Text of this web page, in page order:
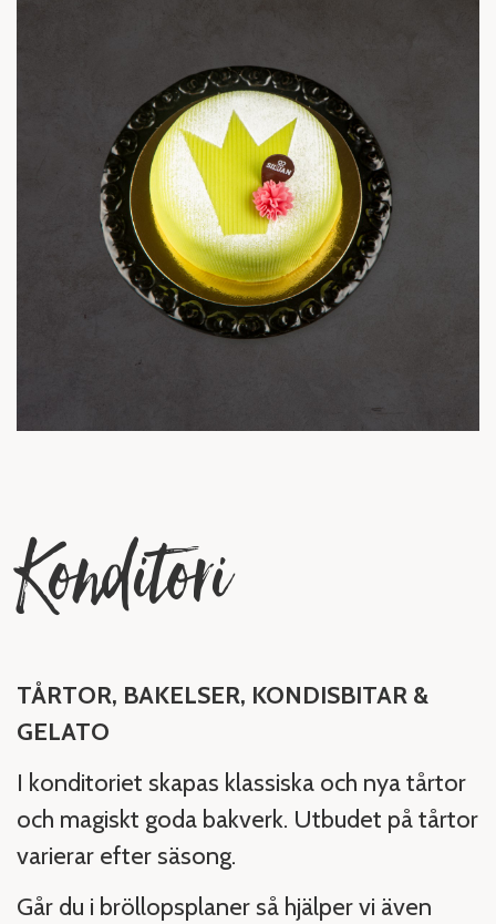
Konditori
TÅRTOR, BAKELSER, KONDISBITAR &
GELATO
I konditoriet skapas klassiska och nya tårtor
och magiskt goda bakverk. Utbudet på tårtor
varierar efter säsong.
Går du i bröllopsplaner så hjälper vi även